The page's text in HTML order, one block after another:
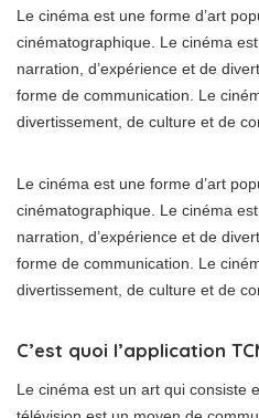
Le cinéma est une forme d’art
cinématographique. Le cinéma
narration, d’expérience et de
forme de communication. Le
divertissement, de culture et de
Le cinéma est une forme d’art
cinématographique. Le cinéma
narration, d’expérience et de
forme de communication. Le
divertissement, de culture et de
C’est quoi l’application
Le cinéma est un art qui consiste